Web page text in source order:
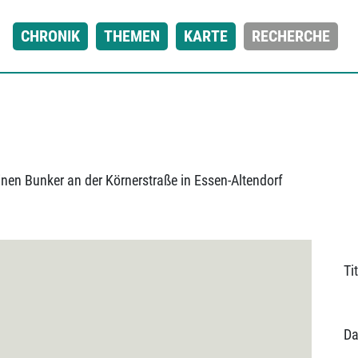
CHRONIK THEMEN KARTE RECHERCHE
Bunker an der Körnerstraße in Essen-Altendorf